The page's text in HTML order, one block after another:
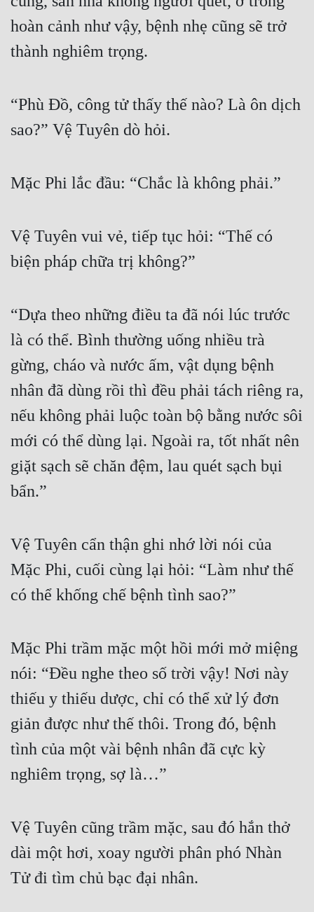
hoàn cảnh như vậy, bệnh nhẹ cũng sẽ trở
thành nghiêm trọng.
“Phù Đồ, công tử thấy thế nào? Là ôn dịch
sao?” Vệ Tuyên dò hỏi.
Mặc Phi lắc đầu: “Chắc là không phải.”
Vệ Tuyên vui vẻ, tiếp tục hỏi: “Thế có
biện pháp chữa trị không?”
“Dựa theo những điều ta đã nói lúc trước
là có thể. Bình thường uống nhiều trà
gừng, cháo và nước ấm, vật dụng bệnh
nhân đã dùng rồi thì đều phải tách riêng ra,
nếu không phải luộc toàn bộ bằng nước sôi
mới có thể dùng lại. Ngoài ra, tốt nhất nên
giặt sạch sẽ chăn đệm, lau quét sạch bụi
bẩn.”
Vệ Tuyên cẩn thận ghi nhớ lời nói của
Mặc Phi, cuối cùng lại hỏi: “Làm như thế
có thể khống chế bệnh tình sao?”
Mặc Phi trầm mặc một hồi mới mở miệng
nói: “Đều nghe theo số trời vậy! Nơi này
thiếu y thiếu dược, chỉ có thể xử lý đơn
giản được như thế thôi. Trong đó, bệnh
tình của một vài bệnh nhân đã cực kỳ
nghiêm trọng, sợ là…”
Vệ Tuyên cũng trầm mặc, sau đó hắn thở
dài một hơi, xoay người phân phó Nhàn
Tử đi tìm chủ bạc đại nhân.